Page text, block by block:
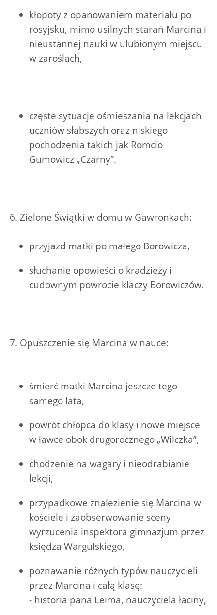
kłopoty z opanowaniem materiału po
rosyjsku, mimo usilnych starań Marcina i
nieustannej nauki w ulubionym miejscu
w zaroślach,
częste sytuacje ośmieszania na lekcjach
uczniów słabszych oraz niskiego
pochodzenia takich jak Romcio
Gumowicz „Czarny”.
6. Zielone Świątki w domu w Gawronkach:
przyjazd matki po małego Borowicza,
słuchanie opowieści o kradzieży i
cudownym powrocie klaczy Borowiczów.
7. Opuszczenie się Marcina w nauce:
śmierć matki Marcina jeszcze tego
samego lata,
powrót chłopca do klasy i nowe miejsce
w ławce obok drugorocznego „Wilczka”,
chodzenie na wagary i nieodrabianie
lekcji,
przypadkowe znalezienie się Marcina w
kościele i zaobserwowanie sceny
wyrzucenia inspektora gimnazjum przez
księdza Wargulskiego,
poznawanie różnych typów nauczycieli
przez Marcina i całą klasę:
- historia pana Leima, nauczyciela łaciny,